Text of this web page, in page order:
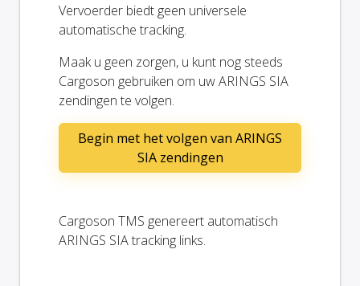
Vervoerder biedt geen universele
automatische tracking.
Maak u geen zorgen, u kunt nog steeds
Cargoson gebruiken om uw ARINGS SIA
zendingen te volgen.
Begin met het volgen van ARINGS
SIA zendingen
Cargoson TMS genereert automatisch
ARINGS SIA tracking links.